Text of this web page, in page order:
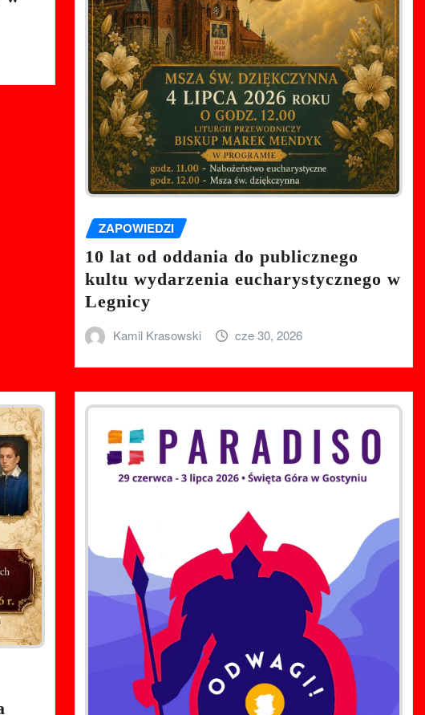
ZAPOWIEDZI
10 lat od oddania do publicznego
kultu wydarzenia eucharystycznego w
Legnicy
Kamil Krasowski cze 30, 2026